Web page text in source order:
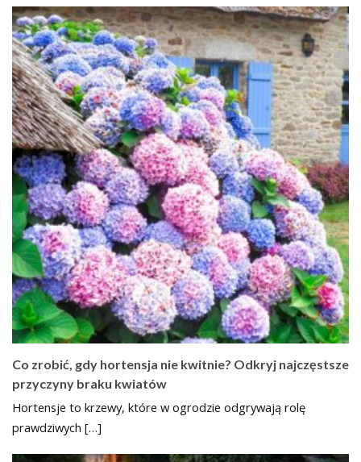
Co zrobić, gdy hortensja nie kwitnie? Odkryj najczęstsze
przyczyny braku kwiatów
Hortensje to krzewy, które w ogrodzie odgrywają rolę
prawdziwych […]